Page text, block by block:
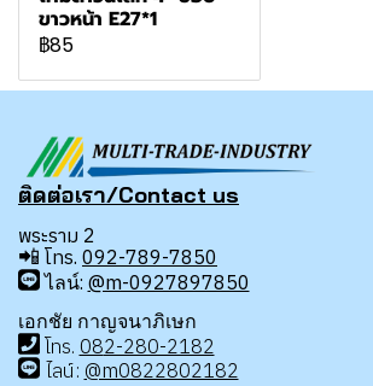
ขาวหน้า E27*1
฿85
ติดต่อเรา/Contact us
พระราม 2
📲 โทร. 092-789-7850
ไลน์: @m-0927897850
เอกชัย กาญจนาภิเษก
โทร. 082-280-2182
ไลน์: @m0822802182